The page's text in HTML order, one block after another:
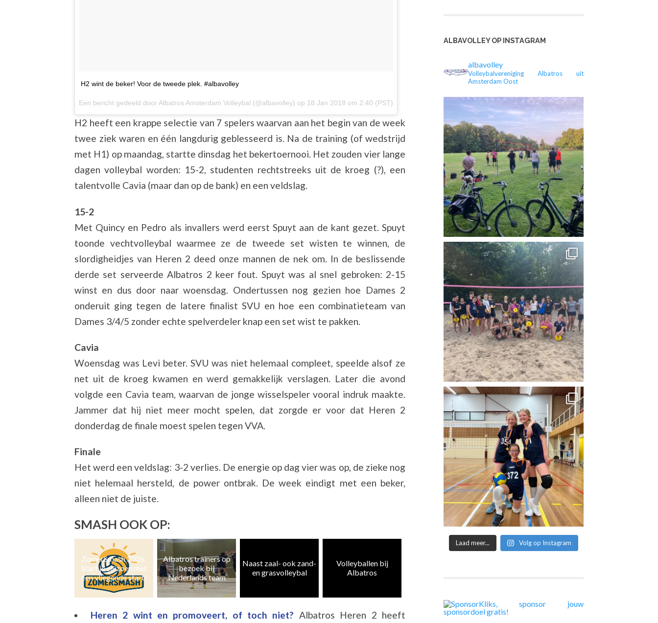
H2 wint de beker! Voor de tweede plek. #albavolley
Een bericht gedeeld door Albatros Amsterdam Volleybal (@albavolley) op 18 Jan 2018 om 2:40 (PST)
H2 heeft een krappe selectie van 7 spelers waarvan aan het begin van de week
twee ziek waren en één langdurig geblesseerd is. Na de training (of wedstrijd
met H1) op maandag, startte dinsdag het bekertoernooi. Het zouden vier lange
dagen volleybal worden: 15-2, studenten rechtstreeks uit de kroeg (?), een
talentvolle Cavia (maar dan op de bank) en een veldslag.
15-2
Met Quincy en Pedro als invallers werd eerst Spuyt aan de kant gezet. Spuyt
toonde vechtvolleybal waarmee ze de tweede set wisten te winnen, de
slordigheidjes van Heren 2 deed onze mannen de nek om. In de beslissende
derde set serveerde Albatros 2 keer fout. Spuyt was al snel gebroken: 2-15
winst en dus door naar woensdag. Ondertussen nog gezien hoe Dames 2
onderuit ging tegen de latere finalist SVU en hoe een combinatieteam van
Dames 3/4/5 zonder echte spelverdeler knap een set wist te pakken.
Cavia
Woensdag was Levi beter. SVU was niet helemaal compleet, speelde alsof ze
net uit de kroeg kwamen en werd gemakkelijk verslagen. Later die avond
volgde een Cavia team, waarvan de jonge wisselspeler vooral indruk maakte.
Jammer dat hij niet meer mocht spelen, dat zorgde er voor dat Heren 2
donderdag de finale moest spelen tegen VVA.
Finale
Het werd een veldslag: 3-2 verlies. De energie op dag vier was op, de zieke nog
niet helemaal hersteld, de power ontbrak. De week eindigt met een beker,
alleen niet de juiste.
SMASH OOK OP:
Albatros trainers op
bezoek bij
Nederlands team
Naast zaal- ook zand-
en grasvolleybal
Volleyballen bij
Albatros
Albatros CMV 4 en
10 kampioen
Heren 2 wint en promoveert, of toch niet? Albatros Heren 2 heeft
ALBAVOLLEY OP INSTAGRAM
albavolley
Volleybalvereniging Albatros uit
Amsterdam Oost
Laad meer... Volg op Instagram